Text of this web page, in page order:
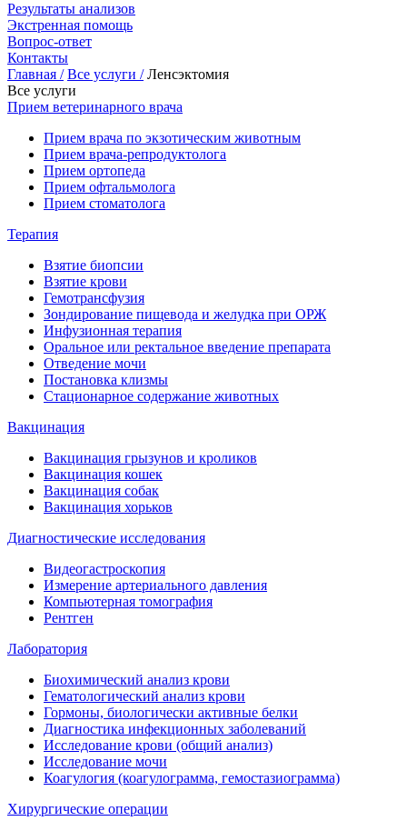
Результаты анализов
Экстренная помощь
Вопрос-ответ
Контакты
Главная / Все услуги / Ленсэктомия
Все услуги
Прием ветеринарного врача
Прием врача по экзотическим животным
Прием врача-репродуктолога
Прием ортопеда
Прием офтальмолога
Прием стоматолога
Терапия
Взятие биопсии
Взятие крови
Гемотрансфузия
Зондирование пищевода и желудка при ОРЖ
Инфузионная терапия
Оральное или ректальное введение препарата
Отведение мочи
Постановка клизмы
Стационарное содержание животных
Вакцинация
Вакцинация грызунов и кроликов
Вакцинация кошек
Вакцинация собак
Вакцинация хорьков
Диагностические исследования
Видеогастроскопия
Измерение артериального давления
Компьютерная томография
Рентген
Лаборатория
Биохимический анализ крови
Гематологический анализ крови
Гормоны, биологически активные белки
Диагностика инфекционных заболеваний
Исследование крови (общий анализ)
Исследование мочи
Коагулогия (коагулограмма, гемостазиограмма)
Хирургические операции